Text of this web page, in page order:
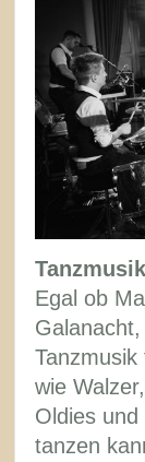
Egal ob
wie
Oldies
tanzen